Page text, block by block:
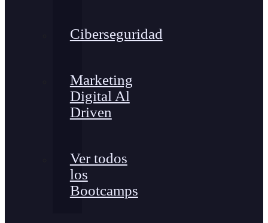
Ciberseguridad
Marketing
Digital Al
Driven
Ver todos
los
Bootcamps